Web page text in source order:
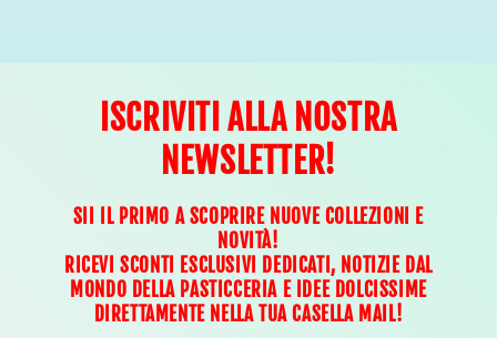
ISCRIVITI ALLA NOSTRA
NEWSLETTER!
SII IL PRIMO A SCOPRIRE NUOVE COLLEZIONI E
NOVITÀ!
RICEVI SCONTI ESCLUSIVI DEDICATI, NOTIZIE DAL
MONDO DELLA PASTICCERIA E IDEE DOLCISSIME
DIRETTAMENTE NELLA TUA CASELLA MAIL!